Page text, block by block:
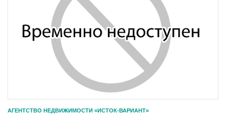
АГЕНТСТВО НЕДВИЖИМОСТИ «ИСТОК-ВАРИАНТ»